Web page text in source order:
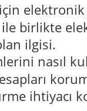
birlikte
ilgisi.
nasıl
ihtiyacı